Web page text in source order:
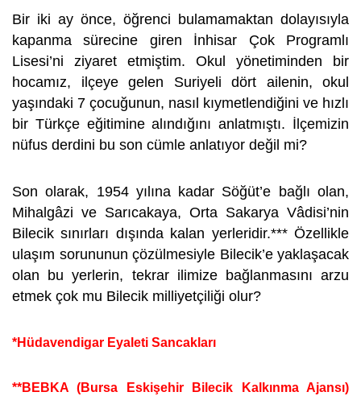
Bir iki ay önce, öğrenci bulamamaktan dolayısıyla
kapanma sürecine giren İnhisar Çok Programlı
Lisesi’ni ziyaret etmiştim. Okul yönetiminden bir
hocamız, ilçeye gelen Suriyeli dört ailenin, okul
yaşındaki 7 çocuğunun, nasıl kıymetlendiğini ve hızlı
bir Türkçe eğitimine alındığını anlatmıştı. İlçemizin
nüfus derdini bu son cümle anlatıyor değil mi?
Son olarak, 1954 yılına kadar Söğüt’e bağlı olan,
Mihalgâzi ve Sarıcakaya, Orta Sakarya Vâdisi’nin
Bilecik sınırları dışında kalan yerleridir.*** Özellikle
ulaşım sorununun çözülmesiyle Bilecik’e yaklaşacak
olan bu yerlerin, tekrar ilimize bağlanmasını arzu
etmek çok mu Bilecik milliyetçiliği olur?
*Hüdavendigar Eyaleti Sancakları
**BEBKA (Bursa Eskişehir Bilecik Kalkınma Ajansı)